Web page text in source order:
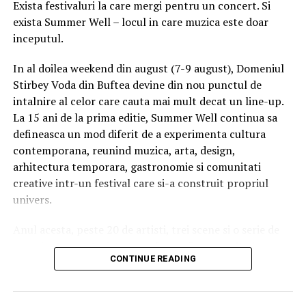
Darius, in ciuda varstei mai mult decat fragede si a CV-
ului sublim, dar pur si simplu inexistent a prins de
asemenea un loc mai mult decat ravnit de multi alti
politisti cu experienta, la Aeroprtul Otopeni! Iar in ceea
ce priveste ”manechinul” lasat de Buda la conducerea
Politiei de Frontiera, comisarul sef Adrian Popescu are
de dat propriile explicatii cu privire la ”suspiciunile
rezonabile” din dosar despre incadrarea ”la pachet” atat
a soferului sau Radu Dumitru, cat si a fiului acestuia
Radu Mihai, ambii aflati acum la cursuri la Ploiesti, dupa
cum reiese din informatiile intrate in posesia
anchetatorilor sub acoperire. Si asta separat de ”iluzia”
despre infiintarea unui post de conducere strict pentru
ca acesta sa fie ocupat peste rand de o juna frontierista.
Oricum, iata ca dupa ce chestorul Bogdan Despescu va
Exista festivaluri la care mergi pentru un concert. Si
exista Summer Well – locul in care muzica este doar
inceputul.
In al doilea weekend din august (7-9 august), Domeniul
Stirbey Voda din Buftea devine din nou punctul de
intalnire al celor care cauta mai mult decat un line-up.
La 15 ani de la prima editie, Summer Well continua sa
defineasca un mod diferit de a experimenta cultura
contemporana, reunind muzica, arta, design,
arhitectura temporara, gastronomie si comunitati
creative intr-un festival care si-a construit propriul
univers.
experiente curatoriate transforma fiecare colt al
domeniului intr-un spatiu cu identitate proprie. Nu este
dintre concerte, descoperirile intamplatoare si energia
CONTINUE READING